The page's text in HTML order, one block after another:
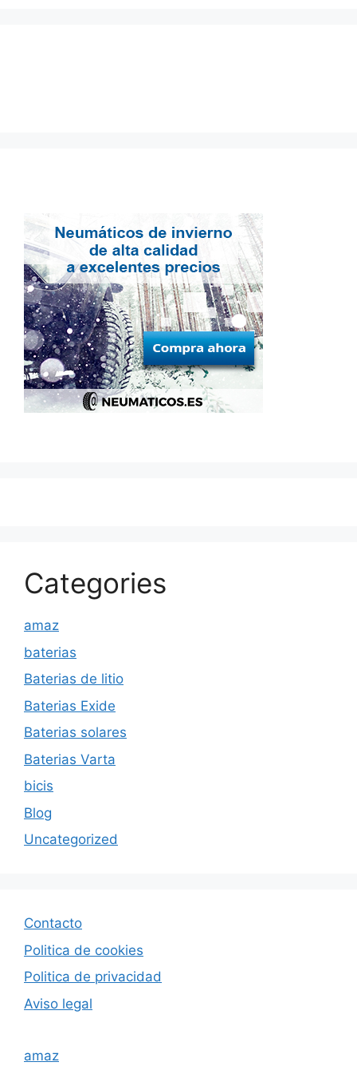
Categories
amaz
baterias
Baterias de litio
Baterias Exide
Baterias solares
Baterias Varta
bicis
Blog
Uncategorized
Contacto
Politica de cookies
Politica de privacidad
Aviso legal
amaz